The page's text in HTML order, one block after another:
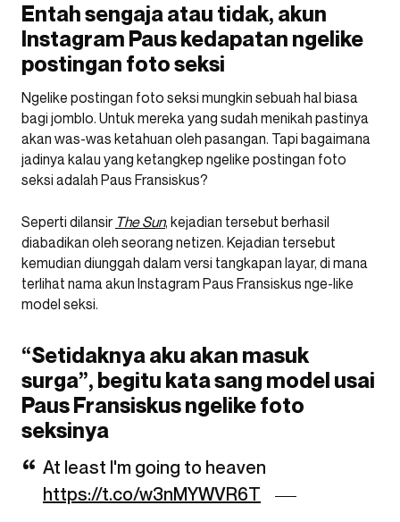
Entah sengaja atau tidak, akun
Instagram Paus kedapatan ngelike
postingan foto seksi
Ngelike postingan foto seksi mungkin sebuah hal biasa
bagi jomblo. Untuk mereka yang sudah menikah pastinya
akan was-was ketahuan oleh pasangan. Tapi bagaimana
jadinya kalau yang ketangkep ngelike postingan foto
seksi adalah Paus Fransiskus?
Seperti dilansir The Sun, kejadian tersebut berhasil
diabadikan oleh seorang netizen. Kejadian tersebut
kemudian diunggah dalam versi tangkapan layar, di mana
terlihat nama akun Instagram Paus Fransiskus nge-like
model seksi.
“Setidaknya aku akan masuk
surga”, begitu kata sang model usai
Paus Fransiskus ngelike foto
seksinya
At least I'm going to heaven
https://t.co/w3nMYWVR6T